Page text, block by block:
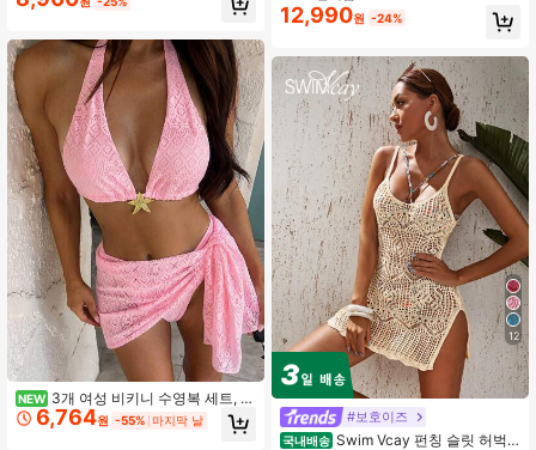
트, 스위트 스타일
NEW 3개 여성 비키니 수영복 세트, 섹
시한 레이스 핑크, 미니 시어 사롱 커
버업, 여성의 여름 해변 의상 휴가에
6,764원 -55% 마지막 날
비키니 스윔 브리프 및 스윔 스커트 여
름, 해변 여성 의상, 탱키니 수영복 휴
12,990원 -24%
12
#보호이즈
국내배송 Swim Vcay 펀칭 슬릿 허벅
#2 TOP 3위
등이 없는 여성 커버 업
거의 매진!
#2 TOP 3위
등이 없는 여성 커버 업
#2 TOP 3위 등이 없는 여성 커버 업